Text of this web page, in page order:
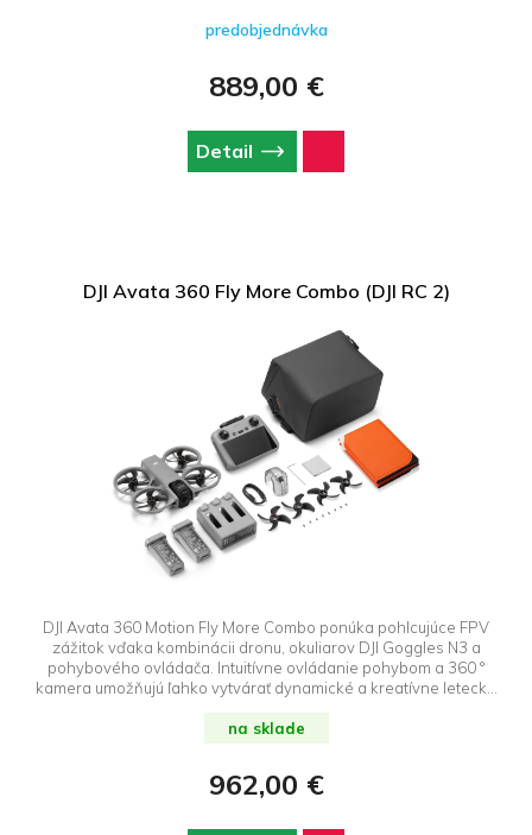
predobjednávka
889,00 €
Detail
DJI Avata 360 Fly More Combo (DJI RC 2)
DJI Avata 360 Motion Fly More Combo ponúka pohlcujúce FPV
zážitok vďaka kombinácii dronu, okuliarov DJI Goggles N3 a
pohybového ovládača. Intuitívne ovládanie pohybom a 360 °
kamera umožňujú ľahko vytvárať dynamické a kreatívne letecké
na sklade
962,00 €